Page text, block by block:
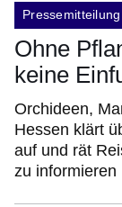
Pressemitteilung
Ohne
keine
Orchideen,
Hessen klärt
auf und rät
zu informieren